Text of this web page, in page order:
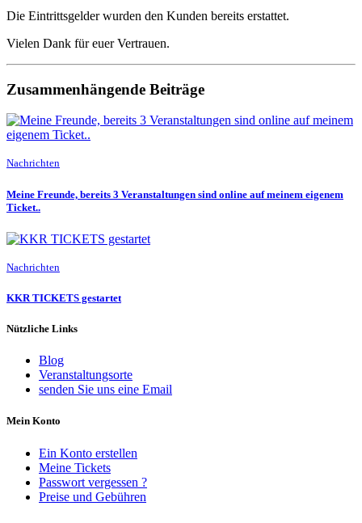
Die Eintrittsgelder wurden den Kunden bereits erstattet.
Vielen Dank für euer Vertrauen.
Zusammenhängende Beiträge
Nachrichten
Meine Freunde, bereits 3 Veranstaltungen sind online auf meinem eigenem
Ticket..
Nachrichten
KKR TICKETS gestartet
Nützliche Links
Blog
Veranstaltungsorte
senden Sie uns eine Email
Mein Konto
Ein Konto erstellen
Meine Tickets
Passwort vergessen ?
Preise und Gebühren